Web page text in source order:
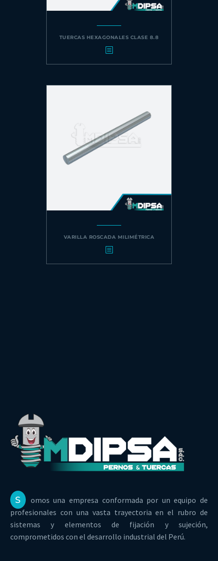
TUERCAS HEXAGONALES CLASE 8.8
VARILLA ROSCADA MILIMÉTRICA
S
omos una empresa conformada por un equipo de
profesionales con una vasta trayectoria en el rubro de
sistemas y elementos de fijación y sujeción,
comprometidos con el desarrollo industrial del Perú.